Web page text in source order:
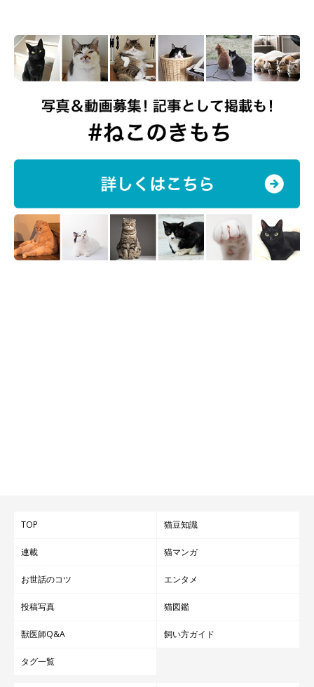
TOP 猫豆知識
連載 猫マンガ
お世話のコツ エンタメ
投稿写真 猫図鑑
獣医師Q&A 飼い方ガイド
タグ一覧